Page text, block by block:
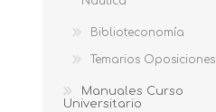
Biblioteconomía
Temarios Oposiciones
Manuales Curso
Universitario